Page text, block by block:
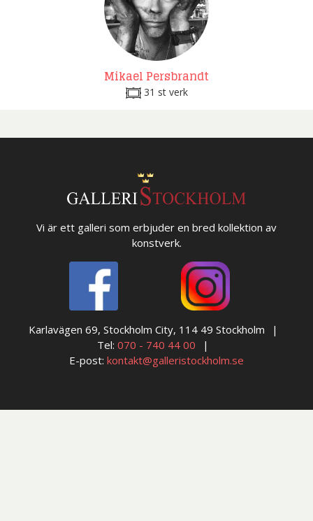
Mikael Persbrandt
31 st verk
Vi är ett galleri som erbjuder en bred kollektion av
konstverk.
Karlavägen 69, Stockholm City, 114 49 Stockholm
Tel: 070 - 740 44 00
E-post: kontakt@galleristockholm.se